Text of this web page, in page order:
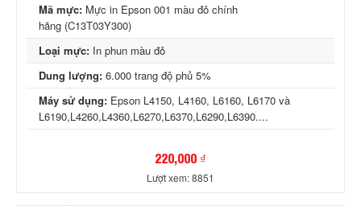
Mã mực: Mực in Epson 001 màu đỏ chính
hãng (C13T03Y300)
Loại mực: In phun màu đỏ
Dung lượng: 6.000 trang độ phủ 5%
Máy sử dụng: Epson L4150, L4160, L6160, L6170 và
L6190,L4260,L4360,L6270,L6370,L6290,L6390....
220,000 ₫
Lượt xem: 8851